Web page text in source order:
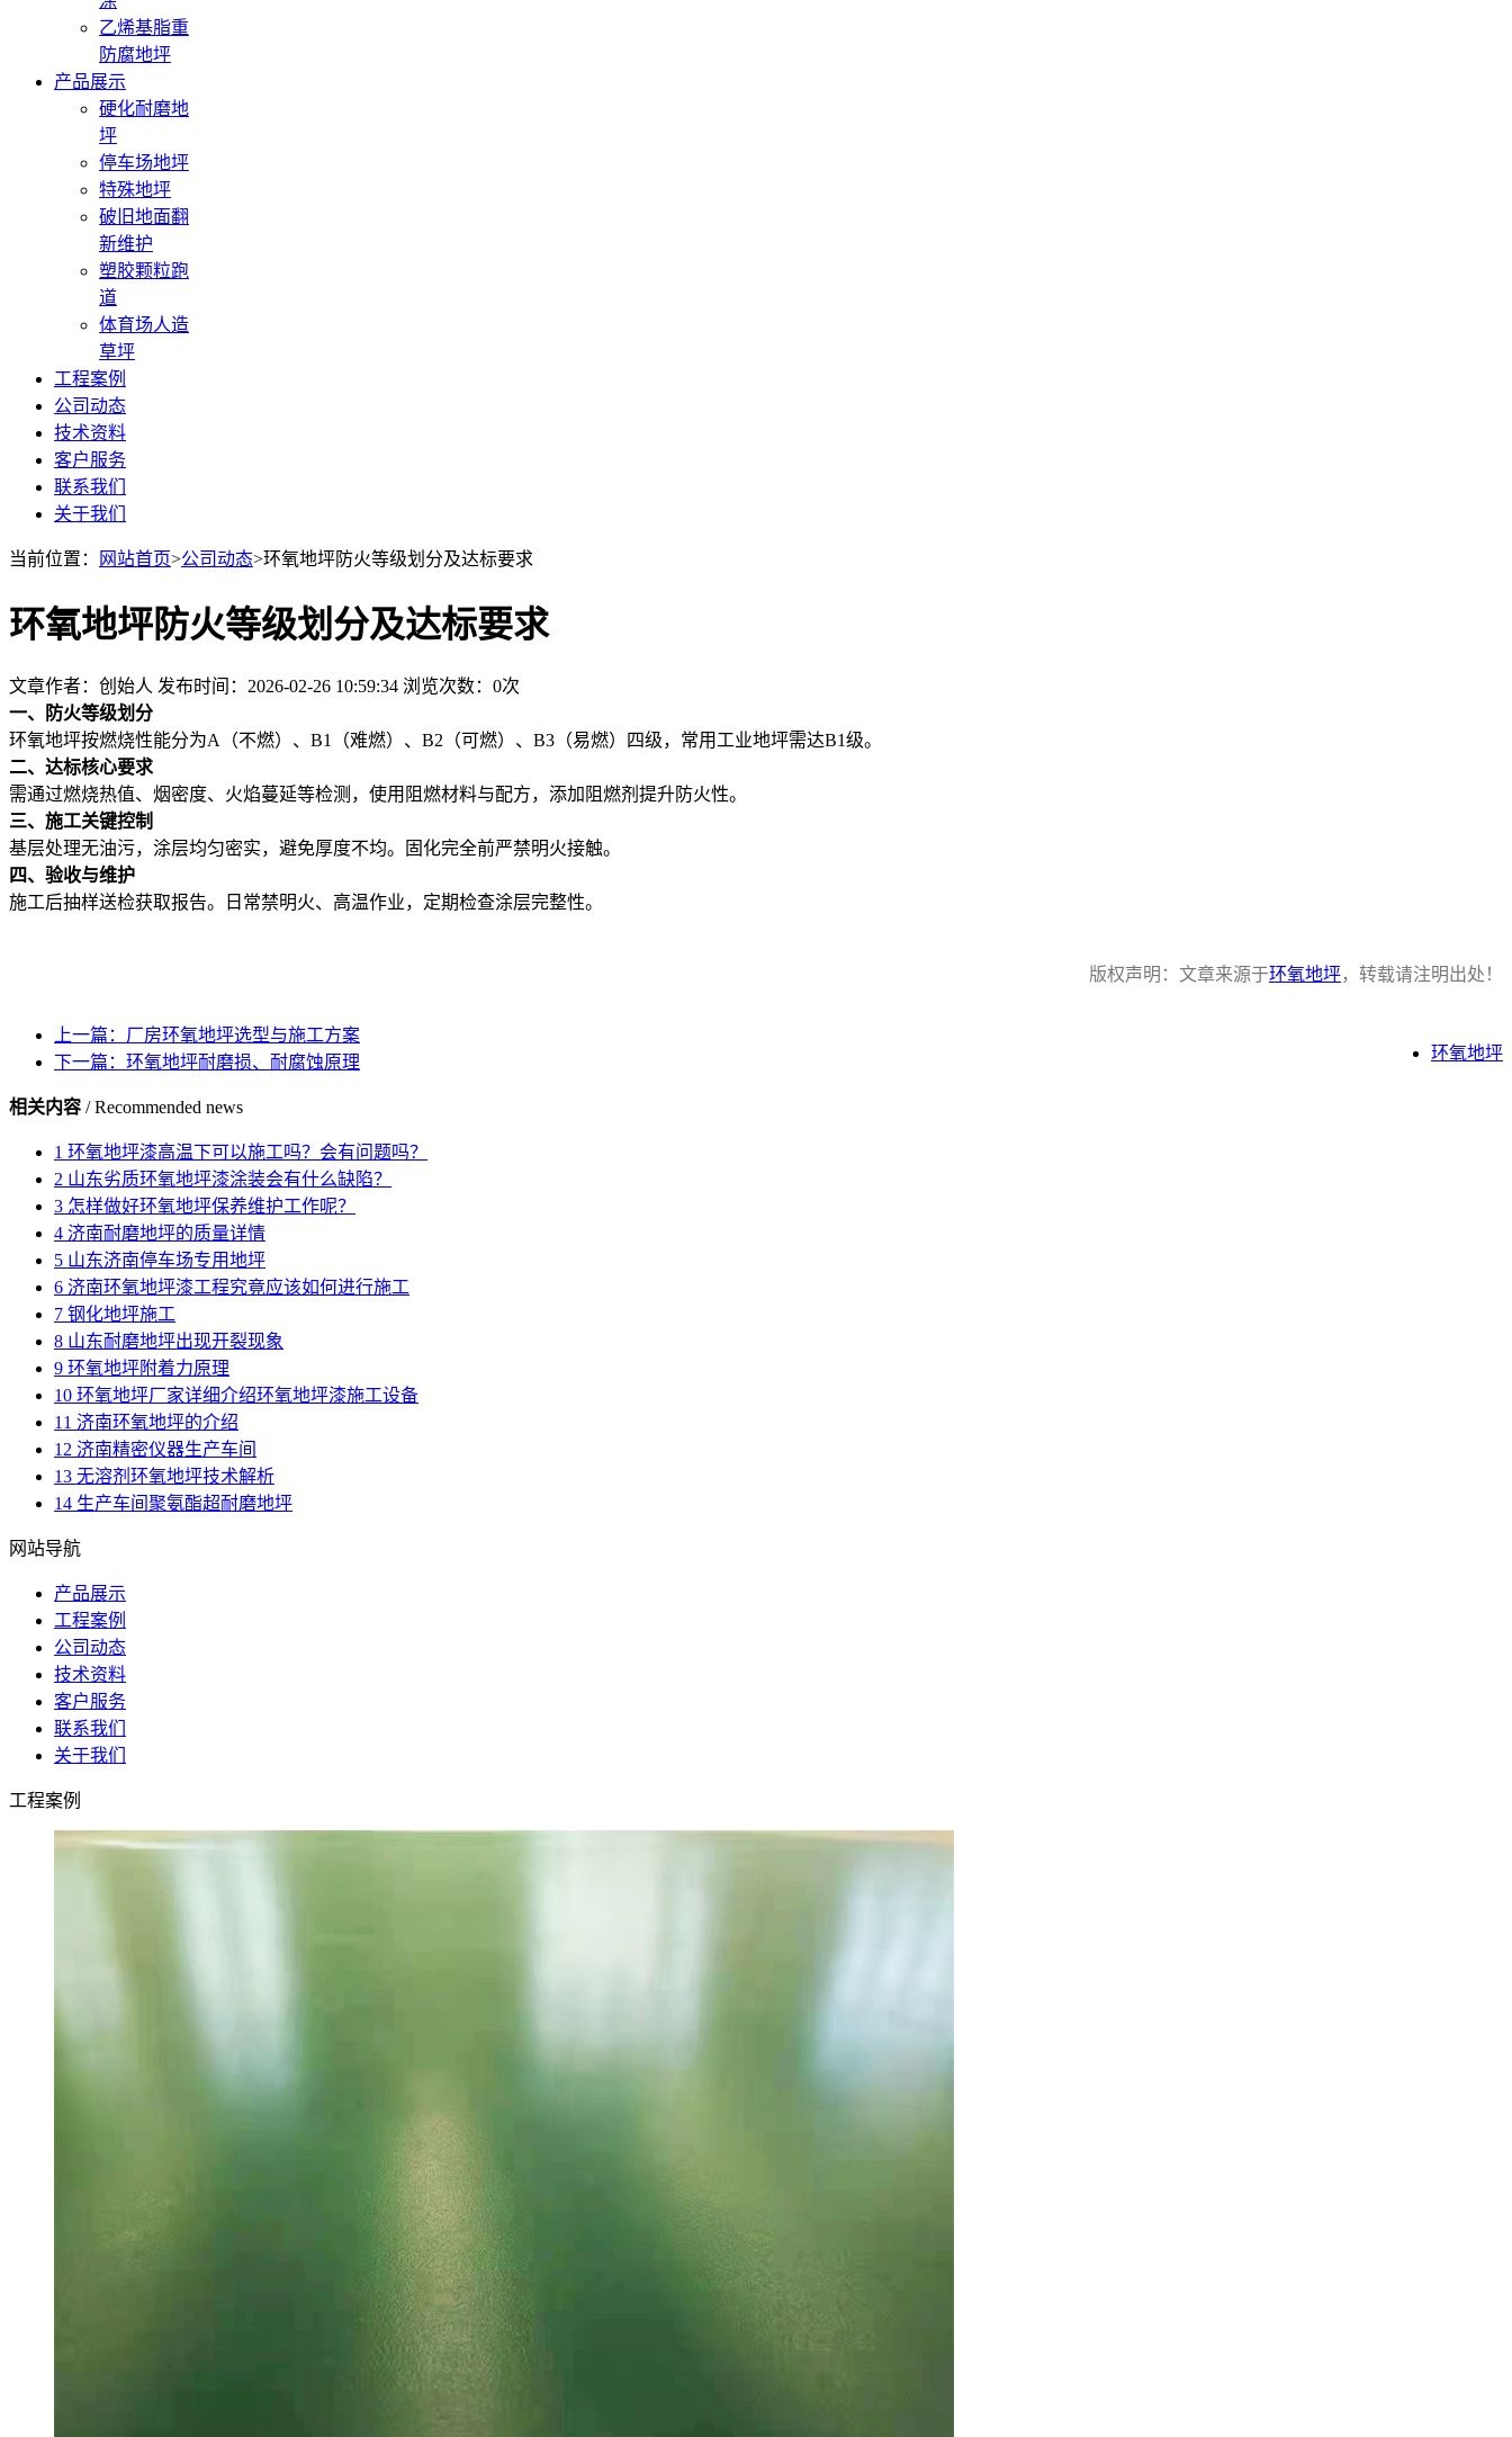
乙烯基脂重
防腐地坪
产品展示
硬化耐磨地
坪
停车场地坪
特殊地坪
破旧地面翻
新维护
塑胶颗粒跑
道
体育场人造
草坪
工程案例
公司动态
技术资料
客户服务
联系我们
关于我们
当前位置： 网站首页>公司动态>环氧地坪防火等级划分及达标要求
环氧地坪防火等级划分及达标要求
文章作者：创始人 发布时间：2026-02-26 10:59:34 浏览次数： 0次
一、防火等级划分
环氧地坪按燃烧性能分为A（不燃）、B1（难燃）、B2（可燃）、B3（易燃）四级，常用工业地坪需达B1级。
二、达标核心要求
需通过燃烧热值、烟密度、火焰蔓延等检测，使用阻燃材料与配方，添加阻燃剂提升防火性。
三、施工关键控制
基层处理无油污，涂层均匀密实，避免厚度不均。固化完全前严禁明火接触。
四、验收与维护
施工后抽样送检获取报告。日常禁明火、高温作业，定期检查涂层完整性。
版权声明：文章来源于环氧地坪，转载请注明出处！
环氧地坪
上一篇：厂房环氧地坪选型与施工方案
下一篇：环氧地坪耐磨损、耐腐蚀原理
相关内容 / Recommended news
1 环氧地坪漆高温下可以施工吗？会有问题吗？
2 山东劣质环氧地坪漆涂装会有什么缺陷？
3 怎样做好环氧地坪保养维护工作呢？
4 济南耐磨地坪的质量详情
5 山东济南停车场专用地坪
6 济南环氧地坪漆工程究竟应该如何进行施工
7 钢化地坪施工
8 山东耐磨地坪出现开裂现象
9 环氧地坪附着力原理
10 环氧地坪厂家详细介绍环氧地坪漆施工设备
11 济南环氧地坪的介绍
12 济南精密仪器生产车间
13 无溶剂环氧地坪技术解析
14 生产车间聚氨酯超耐磨地坪
网站导航
产品展示
工程案例
公司动态
技术资料
客户服务
联系我们
关于我们
工程案例